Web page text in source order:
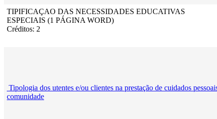
TIPIFICAÇAO DAS NECESSIDADES EDUCATIVAS
ESPECIAIS (1 PÁGINA WORD)
Créditos: 2
Tipologia dos utentes e/ou clientes na prestação de cuidados
comunidade